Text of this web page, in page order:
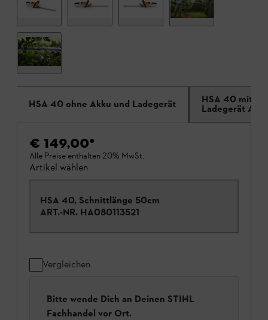
HSA 40 ohne Akku und Ladegerät HSA 40 mit 2x
Ladegerät ALS
€ 149,00*
Alle Preise enthalten 20% MwSt.
Artikel wählen
HSA 40, Schnittlänge 50cm
ART.-NR. HA080113521
Vergleichen
Bitte wende Dich an Deinen STIHL
Fachhandel vor Ort.